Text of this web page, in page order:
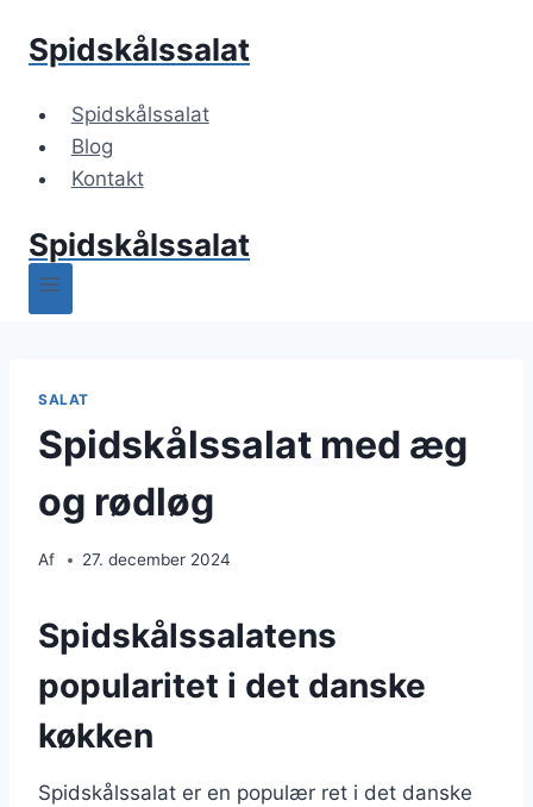
Spidskålssalat
Spidskålssalat
Blog
Kontakt
Spidskålssalat
SALAT
Spidskålssalat med æg
og rødløg
Af 27. december 2024
Spidskålssalatens
popularitet i det danske
køkken
Spidskålssalat er en populær ret i det danske